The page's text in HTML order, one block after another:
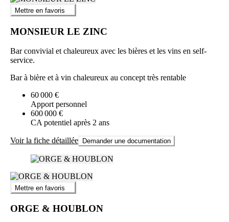
Mettre en favoris
MONSIEUR LE ZINC
Bar convivial et chaleureux avec les bières et les vins en self-
service.
Bar à bière et à vin chaleureux au concept très rentable
60 000 €
Apport personnel
600 000 €
CA potentiel après 2 ans
Voir la fiche détaillée Demander une documentation
Mettre en favoris
ORGE & HOUBLON